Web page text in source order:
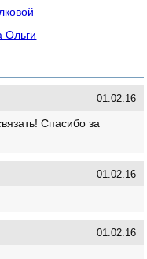
Ольги
01.02.16
Спасибо за
01.02.16
01.02.16